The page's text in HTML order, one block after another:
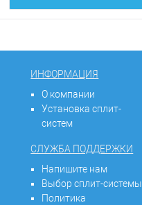
ИНФОРМАЦИЯ
О компании
Установка сплит-
систем
СЛУЖБА ПОДДЕРЖКИ
Напишите нам
Выбор сплит-системы
Политика